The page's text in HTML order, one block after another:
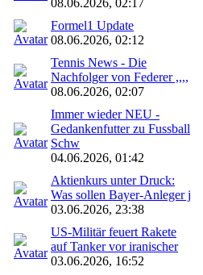
Formel1 Update
08.06.2026, 02:12
Tennis News - Die
Nachfolger von Federer ,,,,
08.06.2026, 02:07
Immer wieder NEU -
Gedankenfutter zu Fussball
Schw
04.06.2026, 01:42
Aktienkurs unter Druck:
Was sollen Bayer-Anleger j
03.06.2026, 23:38
US-Militär feuert Rakete
auf Tanker vor iranischer
03.06.2026, 16:52